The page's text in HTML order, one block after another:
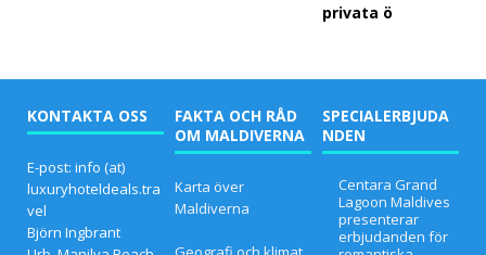
Cent
ara
Gran
privata ö
KONTAKTA OSS
E-post: info (at)
luxuryhoteldeals.tra
vel
Björn Ingbrant
FAKTA OCH RÅD
OM MALDIVERNA
Karta över
Maldiverna
SPECIALERBJUDA
NDEN
Centara Grand
Lagoon Maldives
presenterar
erbjudanden för